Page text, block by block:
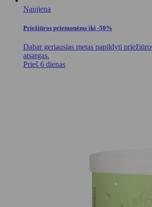
Naujiena
Priežiūros priemonėms iki -50%
Dabar geriausias metas papildyti
atsargas.
Prieš 6 dienas